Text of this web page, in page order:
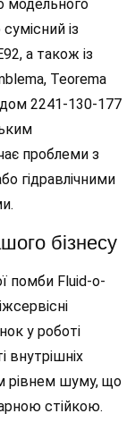
модельного
із
а також із
Teorema
2241-130-177
проблеми з
гідравлічними
бізнесу
помби Fluid-o-
у роботі
внутрішніх
рівнем шуму, що
стійкою.